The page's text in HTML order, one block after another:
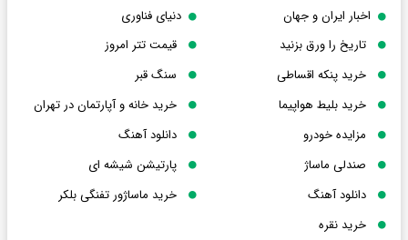
اخبار ایران و جهان
دنیای فناوری
تاریخ را ورق بزنید
قیمت تتر امروز
خرید پنکه اقساطی
سنگ قبر
خرید بلیط هواپیما
خرید خانه و آپارتمان در تهران
مزایده خودرو
دانلود آهنگ
صندلی ماساژ
پارتیشن شیشه ای
دانلود آهنگ
خرید ماساژور تفنگی بلکر
خرید نقره